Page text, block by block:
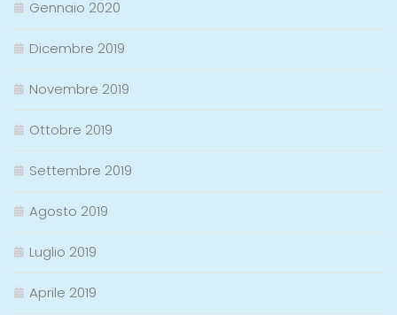
Gennaio 2020
Dicembre 2019
Novembre 2019
Ottobre 2019
Settembre 2019
Agosto 2019
Luglio 2019
Aprile 2019